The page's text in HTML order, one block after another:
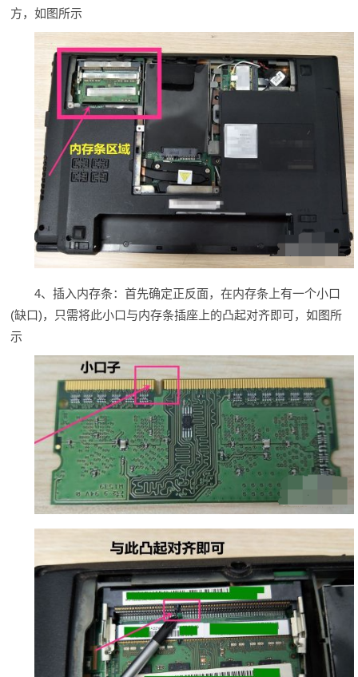
方，如图所示
4、插入内存条：首先确定正反面，在内存条上有一个小口
(缺口)，只需将此小口与内存条插座上的凸起对齐即可，如图所
示